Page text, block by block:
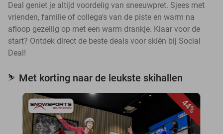
Deal geniet je altijd voordelig van sneeuwpret. Sjees met
vrienden, familie of collega's van de piste en warm na
afloop gezellig op met een warm drankje. Klaar voor de
start? Ontdek direct de beste deals voor skiën bij Social
Deal!
⛷️ Met korting naar de leukste skihallen
44%